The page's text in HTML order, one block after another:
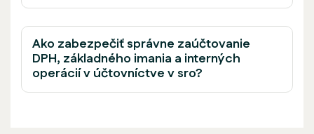
Ako zabezpečiť správne zaúčtovanie
DPH, základného imania a interných
operácií v účtovníctve v sro?